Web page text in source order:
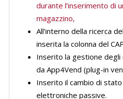
durante l’inserimento di
magazzino,
All’interno della ricerca
inserita la colonna del
Inserito la gestione
da App4Vend (plug-in
Inserito il cambio di
elettroniche passive.